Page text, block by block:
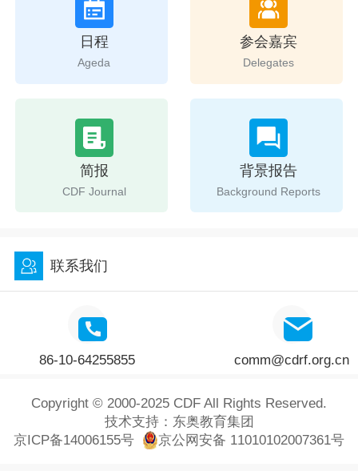
日程
Ageda
参会嘉宾
Delegates
简报
CDF Journal
背景报告
Background Reports
联系我们
86-10-64255855 comm@cdrf.org.cn
Copyright © 2000-2025 CDF All Rights Reserved.
技术支持： 东奥教育集团
京ICP备14006155号
京公网安备 11010102007361号